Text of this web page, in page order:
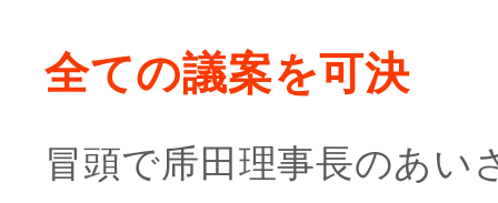
全ての議案を可決
冒頭で乕田理事長のあい